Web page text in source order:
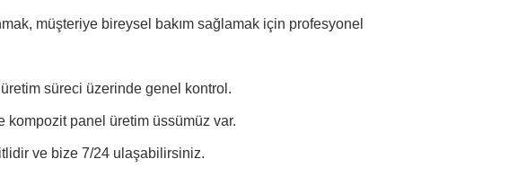
müşteriye bireysel bakım sağlamak için profesyonel
süreci üzerinde genel kontrol.
panel üretim üssümüz var.
ve bize 7/24 ulaşabilirsiniz.